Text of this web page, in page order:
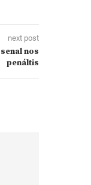
next post
nos
penáltis